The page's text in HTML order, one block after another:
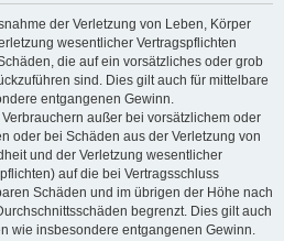
der Verletzung von Leben, Körper
wesentlicher Vertragspflichten
die auf ein vorsätzliches oder grob
sind. Dies gilt auch für mittelbare
entgangenen Gewinn.
außer bei vorsätzlichem oder
oder bei Schäden aus der Verletzung von
und der Verletzung wesentlicher
auf die bei Vertragsschluss
Schäden und im übrigen der Höhe nach
begrenzt. Dies gilt auch
wie insbesondere entgangenen Gewinn.